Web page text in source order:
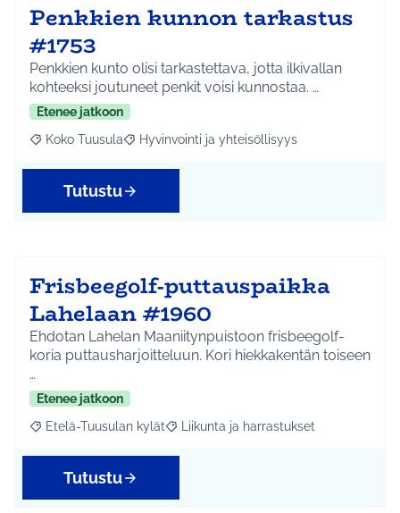
Penkkien kunnon tarkastus
#1753
Penkkien kunto olisi tarkastettava, jotta ilkivallan
kohteeksi joutuneet penkit voisi kunnostaa. …
Etenee jatkoon
Rajaa tulokset aihepiirin mukaan: Koko Tuusula
Koko Tuusula Rajaa tulokset teeman mukaan: Hyvinvointi ja
Hyvinvointi ja yhteisöllisyys
Tutustu
Frisbeegolf-puttauspaikka
Lahelaan #1960
Ehdotan Lahelan Maaniitynpuistoon frisbeegolf-
koria puttausharjoitteluun. Kori hiekkakentän toiseen
…
Etenee jatkoon
Rajaa tulokset aihepiirin mukaan: Etelä-Tuusulan kylät
Etelä-Tuusulan kylät Rajaa tulokset teeman mukaan:
Liikunta ja harrastukset
Tutustu